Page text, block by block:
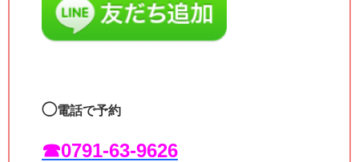
◯電話で予約
☎︎0791-63-9626